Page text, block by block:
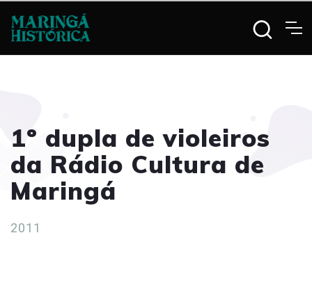
1º dupla de violeiros
da Rádio Cultura de
Maringá
2011